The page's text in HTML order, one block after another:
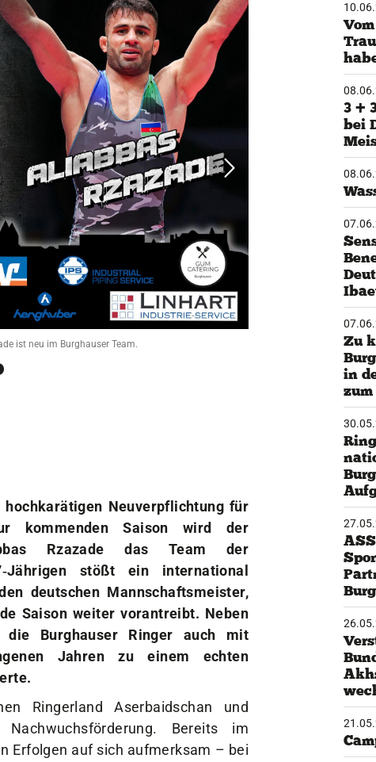
ist neu im Burghauser Team.
Neuverpflichtung für
kommenden Saison wird der
Rzazade das Team der
stößt ein international
deutschen Mannschaftsmeister,
Saison weiter vorantreibt. Neben
die Burghauser Ringer auch mit
Jahren zu einem echten
Ringerland Aserbaidschan und
Bereits im
Erfolgen auf sich aufmerksam – bei
3 +
bei
Zu
in
Mitglieder-
Deine
Downloads